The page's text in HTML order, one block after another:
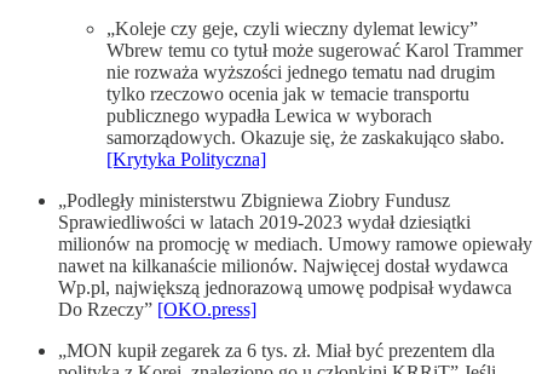
„Koleje czy geje, czyli wieczny dylemat lewicy”
Wbrew temu co tytuł może sugerować Karol Trammer
nie rozważa wyższości jednego tematu nad drugim
tylko rzeczowo ocenia jak w temacie transportu
publicznego wypadła Lewica w wyborach
samorządowych. Okazuje się, że zaskakująco słabo.
[Krytyka Polityczna]
„Podległy ministerstwu Zbigniewa Ziobry Fundusz
Sprawiedliwości w latach 2019-2023 wydał dziesiątki
milionów na promocję w mediach. Umowy ramowe opiewały
nawet na kilkanaście milionów. Najwięcej dostał wydawca
Wp.pl, największą jednorazową umowę podpisał wydawca
Do Rzeczy” [OKO.press]
„MON kupił zegarek za 6 tys. zł. Miał być prezentem dla